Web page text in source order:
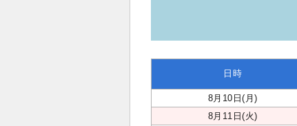
日時
8月10日(月)
8月11日(火)